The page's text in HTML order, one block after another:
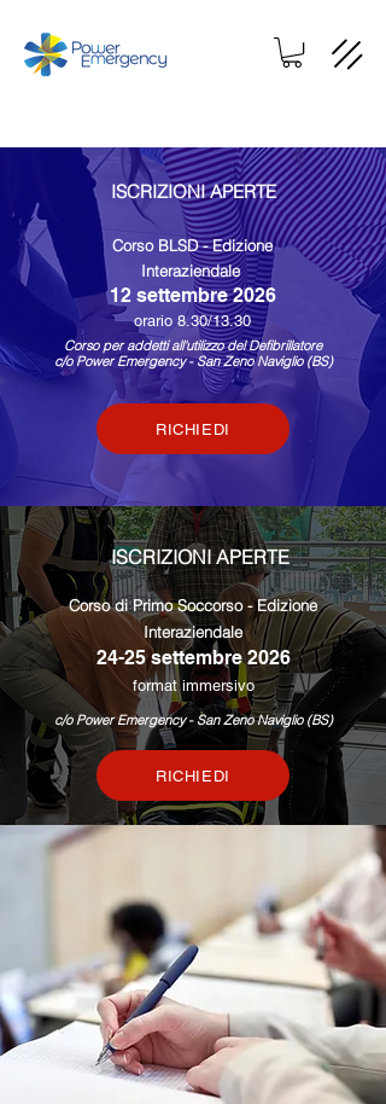
ISCRIZIONI APERTE
Corso BLSD - Edizione
Interaziendale
12 settembre 2026
​orario 8.30/13.30
Corso per addetti all'utilizzo del Defibrillatore
c/o Power Emergency - San Zeno Naviglio (BS)
RICHIEDI
ISCRIZIONI APERTE
Corso di Primo Soccorso - Edizione
Interaziendale
24-25 settembre 2026
format immersivo
c/o Power Emergency - San Zeno Naviglio (BS)
RICHIEDI